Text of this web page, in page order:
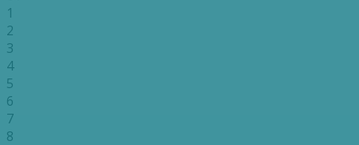
1
2
3
4
5
6
7
8